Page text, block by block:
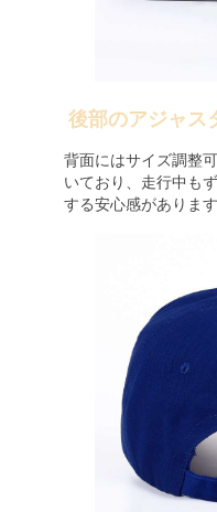
後部のアジャス
背面にはサイズ調整
いており、走行中も
する安心感があります